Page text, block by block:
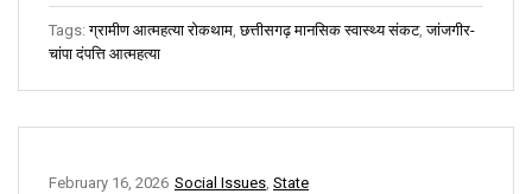
Tags:ग्रामीण आत्महत्या रोकथाम ,छत्तीसगढ़ मानसिक स्वास्थ्य संकट,जांजगीर-
चांपा दंपत्ति आत्महत्या
Social Issues State
February 16, 2026